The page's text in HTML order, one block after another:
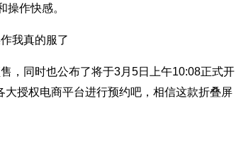
操作快感。
，同时也公布了将于3月5日上午10:08正式开
授权电商平台进行预约吧，相信这款折叠屏